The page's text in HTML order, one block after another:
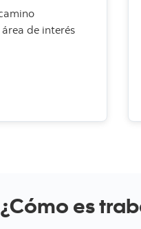
de interés
¿Cómo es